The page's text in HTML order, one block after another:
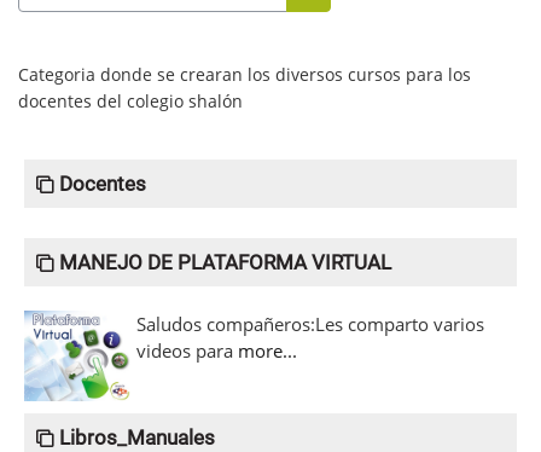
Search courses
Categoria donde se crearan los diversos cursos para los
docentes del colegio shalón
Docentes
MANEJO DE PLATAFORMA VIRTUAL
Saludos compañeros:Les comparto varios
videos para more...
Libros_Manuales